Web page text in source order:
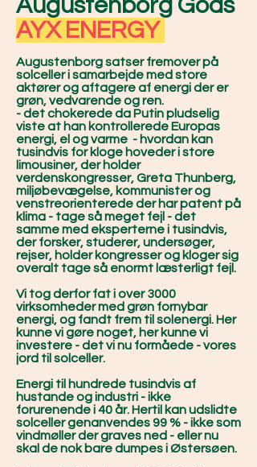
Augustenborg Gods
AYX ENERGY
Augustenborg satser fremover på
solceller i samarbejde med store
aktører og aftagere af energi der er
grøn, vedvarende og ren.
- det chokerede da Putin pludselig
viste at han kontrollerede Europas
energi, el og varme - hvordan kan
tusindvis for kloge hoveder i store
limousiner, der holder
verdenskongresser, Greta Thunberg,
miljøbevægelse, kommunister og
venstreorienterede der har patent på
klima - tage så meget fejl - det
samme med eksperterne i tusindvis,
der forsker, studerer, undersøger,
rejser, holder kongresser og kloger sig
overalt tage så enormt læsterligt fejl.
Vi tog derfor fat i over 3000
virksomheder med grøn fornybar
energi, og fandt frem til solenergi. Her
kunne vi gøre noget, her kunne vi
investere - det vi nu formåede - vores
jord til solceller.
Energi til hundrede tusindvis af
hustande og industri - ikke
forurenende i 40 år. Hertil kan udslidte
solceller genanvendes 99 % - ikke som
vindmøller der graves ned - eller nu
skal de nok bare dumpes i Østersøen.